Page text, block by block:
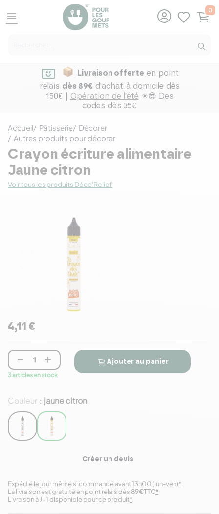
menu
0
Livraison offerte en point
relais dès 89€ d'achat, à domicile dès
150€ | Opération de l'été ☀😎 Des
codes dès 35€
Accueil Pâtisserie
Décorer
Autres produits pour décorer
Crayon écriture alimentaire
Jaune citron
Voir tous les produits Déco'Relief
4,11 €
Couleur : jaune citron
 
3 articles en stock
Ajouter au panier
Créer un devis
Expédié le jour même si commandé avant 13h00 (lun-ven)*
Livraison à J+1 disponible pour ce produit*
La livraison est gratuite en point relais dès 89€TTC*